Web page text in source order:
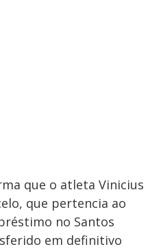
que o atleta Vinicius
que pertencia ao
no Santos
em definitivo